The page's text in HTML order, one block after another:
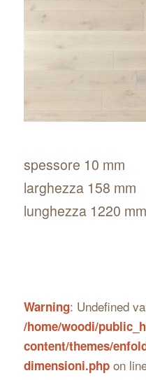
spessore 10 mm
larghezza 158 mm
lunghezza 1220 mm
Warning: Undefined
/home/woodi/
content/themes/
dimensioni.phpon